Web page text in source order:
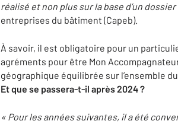
réalisé et non plus sur la base d’un
entreprises du bâtiment (Capeb).
À savoir, il est obligatoire pour un
agréments pour être Mon
géographique équilibrée sur l’ensemble
Et que se passera-t-il après 2024 ?
« Pour les années suivantes, il a été